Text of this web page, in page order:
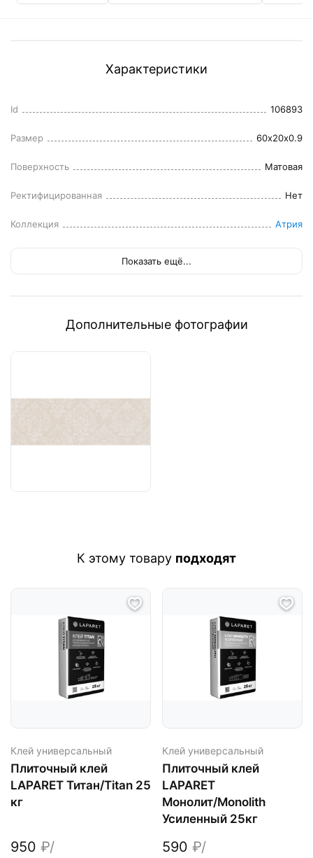
Характеристики
Id 106893
Размер 60x20x0.9
Поверхность Матовая
Ректифицированная Нет
Коллекция Атрия
Показать ещё...
Дополнительные фотографии
К этому товару подходят
Клей универсальный
Плиточный клей
LAPARET Титан/Titan 25
кг
950 ₽/
Клей универсальный
Плиточный клей
LAPARET
Монолит/Monolith
Усиленный 25кг
590 ₽/